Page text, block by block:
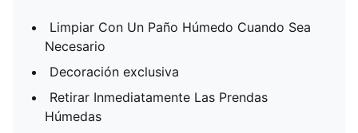
Limpiar Con Un Paño Húmedo Cuando Sea
Necesario
Decoración exclusiva
Retirar Inmediatamente Las Prendas
Húmedas